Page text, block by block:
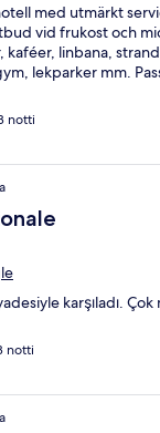
med utmärkt
vid frukost och
kaféer, linbana,
lekparker mm.
notti
karşıladı.
notti